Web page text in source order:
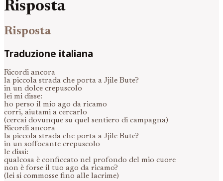
Risposta
Risposta
Traduzione italiana
Ricordi ancora
la piccola strada che porta a Jjile Bute?
in un dolce crepuscolo
lei mi disse:
ho perso il mio ago da ricamo
corri, aiutami a cercarlo
(cercai dovunque su quel sentiero di campagna)
Ricordi ancora
la piccola strada che porta a Jjile Bute?
in un soffocante crepuscolo
le dissi:
qualcosa è conficcato nel profondo del mio cuore
non è forse il tuo ago da ricamo?
(lei si commosse fino alle lacrime)